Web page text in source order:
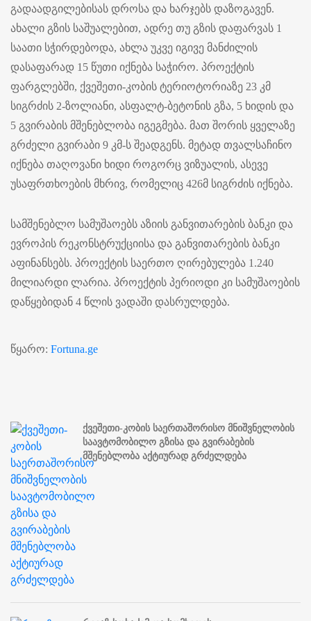
გადაადგილებისას დროსა და ხარჯებს დაზოგავენ.
ახალი გზის საშუალებით, ადრე თუ გზის დაფარვას 1
საათი სჭირდებოდა, ახლა უკვე იგივე მანძილის
დასაფარად 15 წუთი იქნება საჭირო. პროექტის
ფარგლებში, ქვეშეთი-კობის ტერიოტორიაზე 23 კმ
სიგრძის 2-ზოლიანი, ასფალტ-ბეტონის გზა, 5 ხიდის და
5 გვირაბის მშენებლობა იგეგმება. მათ შორის ყველაზე
გრძელი გვირაბი 9 კმ-ს შეადგენს. მეტად თვალსაჩინო
იქნება თაღოვანი ხიდი როგორც ვიზუალის, ასევე
უსაფრთხოების მხრივ, რომელიც 426მ სიგრძის იქნება.
სამშენებლო სამუშაოებს აზიის განვითარების ბანკი და
ევროპის რეკონსტრუქციისა და განვითარების ბანკი
აფინანსებს. პროექტის საერთო ღირებულება 1.240
მილიარდი ლარია. პროექტის პერიოდი კი სამუშაოების
დაწყებიდან 4 წლის ვადაში დასრულდება.
წყარო: Fortuna.ge
ქვეშეთი-კობის საერთაშორისო მნიშვნელობის
საავტომობილო გზისა და გვირაბების
მშენებლობა აქტიურად გრძელდება